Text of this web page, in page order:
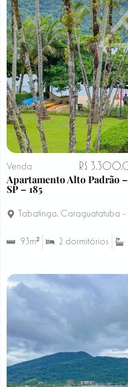
Venda R$
Apartamento Alto Padrão
SP – 185
Tabatinga, Caraguatatuba -
93m² 2 dormitórios